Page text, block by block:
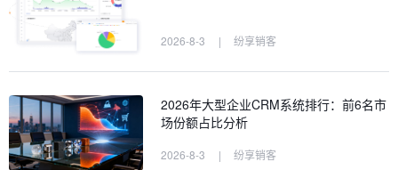
2026-8-3 | 纷享销客
2026年大型企业CRM系统排行：前6名市
场份额占比分析
2026-8-3 | 纷享销客